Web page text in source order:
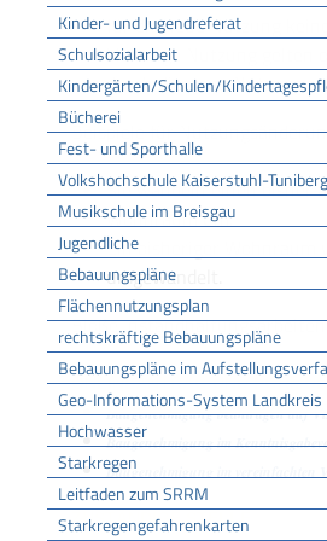
Kinder- und Jugendreferat
Schulsozialarbeit
Kindergärten/Schulen/
Bücherei
Fest- und Sporthalle
Volkshochschule Kaiserstuhl-Tuniberg
Musikschule im Breisgau
Jugendliche
Bebauungspläne
Flächennutzungsplan
rechtskräftige Bebauungspläne
Bebauungspläne im
Geo-Informations-System Landkreis
Hochwasser
Starkregen
Leitfaden zum SRRM
Starkregengefahrenkarten
für die neue Nutzung
bisherige Nutzung gelten
durch die neue Nutzung
Beispiele für
Sie wandeln einen bisher
Wohnraum um.
Ein bisheriger Wohnraum
umgewandelt.
Bloße
ONLINEANTRAG UND
Baugenehmigung beantragen auf
Baugenehmigung im
Baugenehmigung im vereinfachten
ZUSTÄNDIGE STELLE